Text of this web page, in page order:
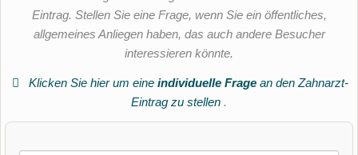
Eintrag. Stellen Sie eine Frage, wenn Sie ein öffentliches,
allgemeines Anliegen haben, das auch andere Besucher
interessieren könnte.
Klicken Sie hier um eine individuelle Fragean den Zahnarzt-
Eintrag zu stellen .